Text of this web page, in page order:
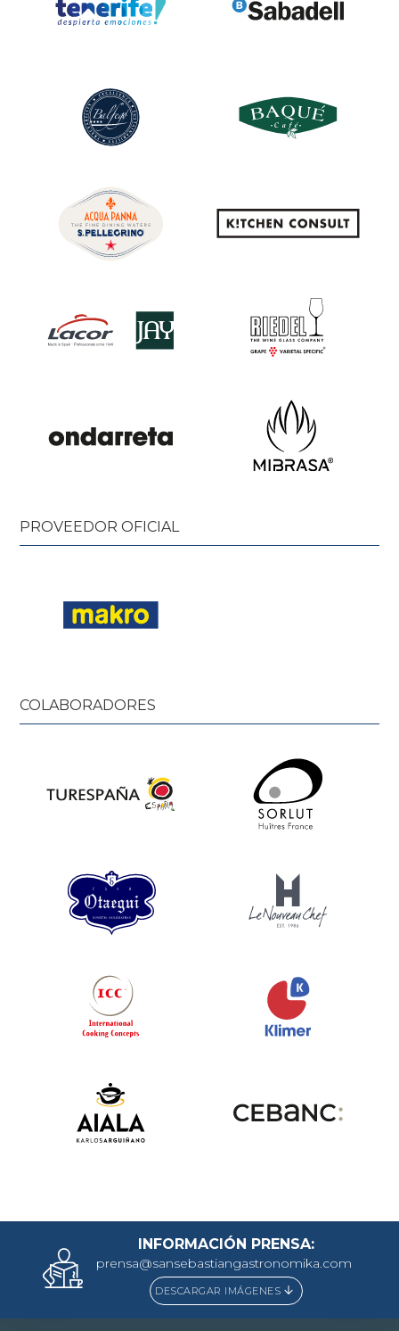
PROVEEDOR OFICIAL
COLABORADORES
INFORMACIÓN PRENSA:
prensa@sansebastiangastronomika.com
DESCARGAR IMÁGENES